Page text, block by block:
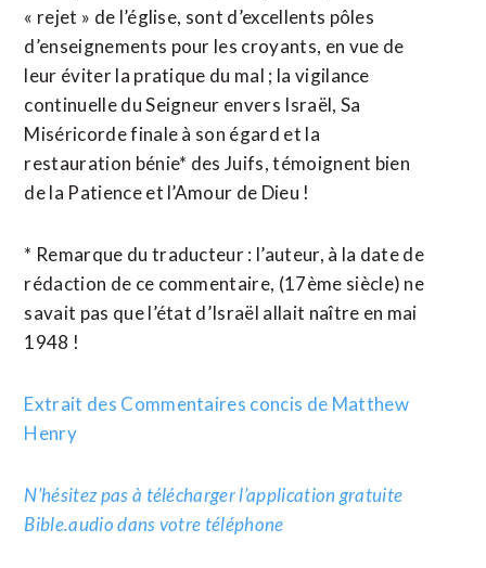
« rejet » de l’église, sont d’excellents pôles
d’enseignements pour les croyants, en vue de
leur éviter la pratique du mal ; la vigilance
continuelle du Seigneur envers Israël, Sa
Miséricorde finale à son égard et la
restauration bénie* des Juifs, témoignent bien
de la Patience et l’Amour de Dieu !
* Remarque du traducteur : l’auteur, à la date de
rédaction de ce commentaire, (17ème siècle) ne
savait pas que l’état d’Israël allait naître en mai
1948 !
Extrait des Commentaires concis de Matthew
Henry
N’hésitez pas à télécharger l’application gratuite
Bible.audio dans votre téléphone